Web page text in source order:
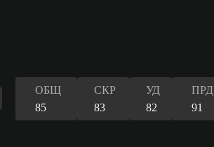
ОБЩ
85
СКР
83
УД
82
ПРД
91